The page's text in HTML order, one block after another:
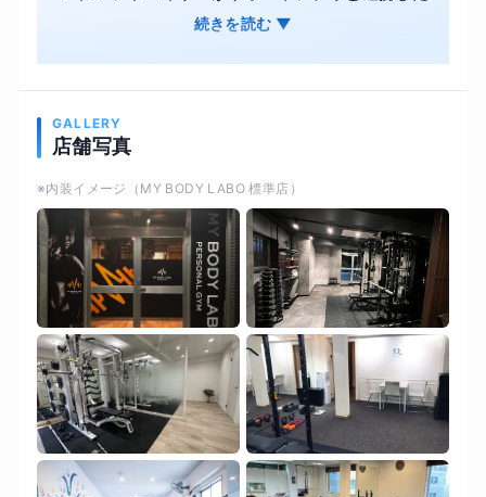
食事管理 オンライン・ジムそれぞれ併用OK 結果
続きを読む ▼
GALLERY
店舗写真
※内装イメージ（MY BODY LABO 標準店）